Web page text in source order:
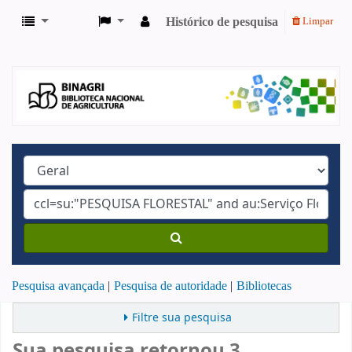
Histórico de pesquisa Limpar
Pesquisa avançada Pesquisa de autoridade Bibliotecas
Filtre sua pesquisa